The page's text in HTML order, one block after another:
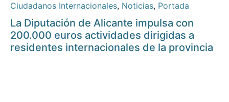
Ciudadanos Internacionales, Noticias, Portada
La Diputación de Alicante impulsa con
200.000 euros actividades dirigidas a
residentes internacionales de la provincia